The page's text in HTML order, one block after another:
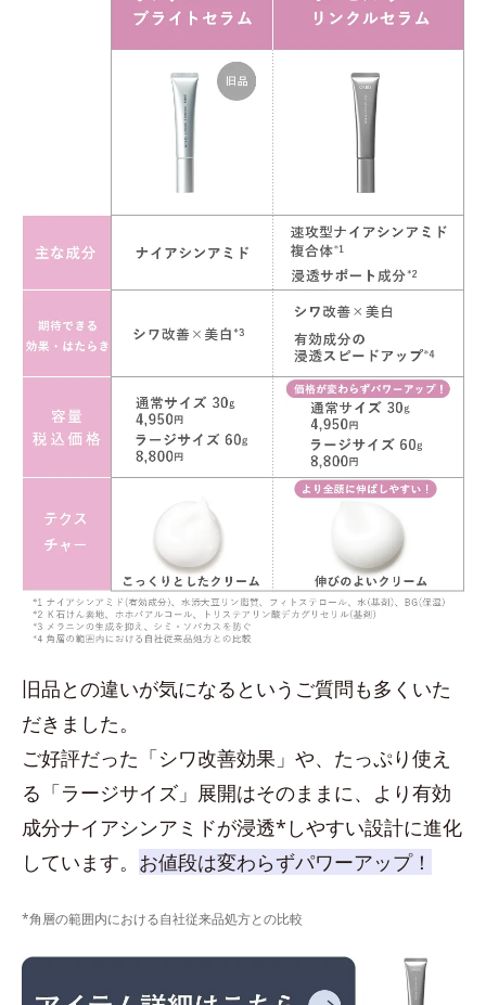
旧品との違いが気になるというご質問も多くいた
だきました。
ご好評だった「シワ改善効果」や、たっぷり使え
る「ラージサイズ」展開はそのままに、より有効
成分ナイアシンアミドが浸透*しやすい設計に進化
しています。 お値段は変わらずパワーアップ！
*角層の範囲内における自社従来品処方との比較